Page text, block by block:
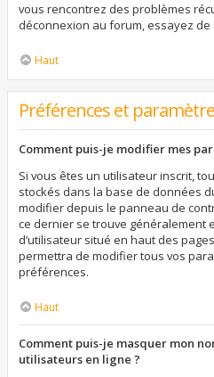
vous rencontrez des problèmes
déconnexion au forum, essayez
Haut
Préférences et
Comment puis-je modifier mes
Si vous êtes un utilisateur inscrit,
stockés dans la base de données
modifier depuis le panneau de
ce dernier se trouve généralement
d’utilisateur situé en haut des
permettra de modifier tous vos
préférences.
Haut
Comment puis-je masquer mon
utilisateurs en ligne ?